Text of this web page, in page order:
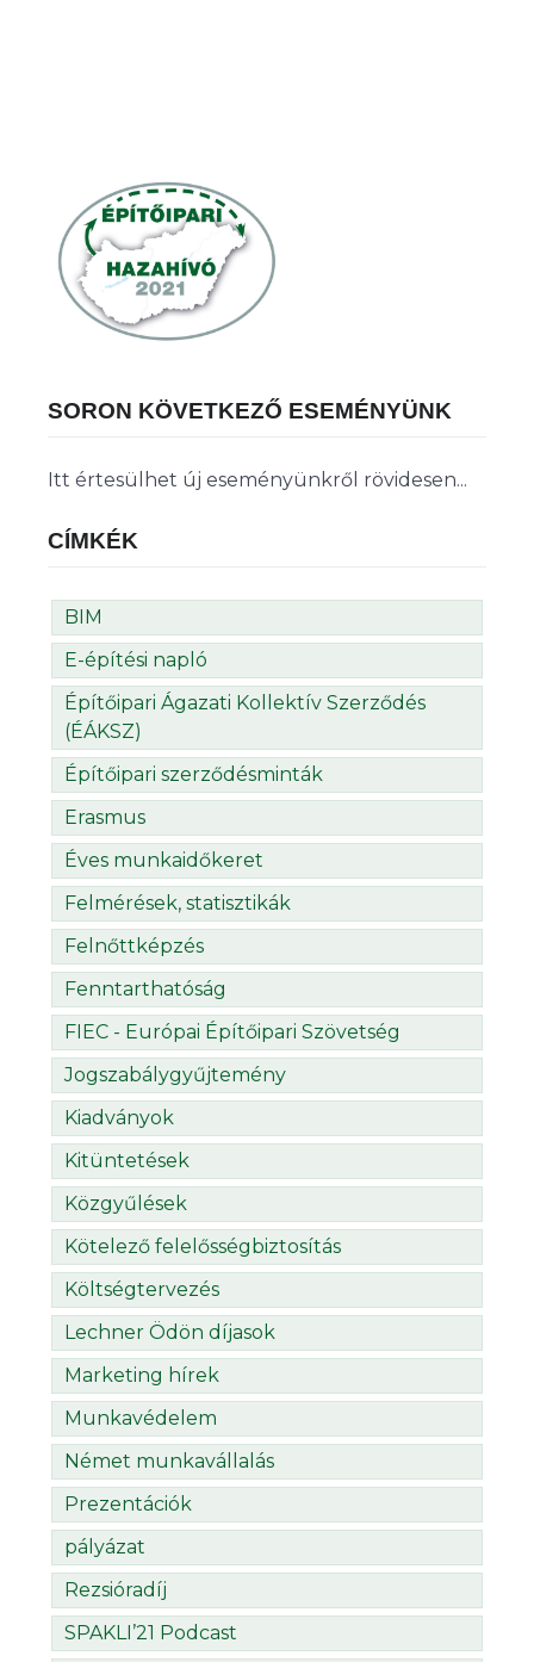
SORON KÖVETKEZŐ ESEMÉNYÜNK
Itt értesülhet új eseményünkről rövidesen...
CÍMKÉK
BIM
E-építési napló
Építőipari Ágazati Kollektív Szerződés
(ÉÁKSZ)
Építőipari szerződésminták
Erasmus
Éves munkaidőkeret
Felmérések, statisztikák
Felnőttképzés
Fenntarthatóság
FIEC - Európai Építőipari Szövetség
Jogszabálygyűjtemény
Kiadványok
Kitüntetések
Közgyűlések
Kötelező felelősségbiztosítás
Költségtervezés
Lechner Ödön díjasok
Marketing hírek
Munkavédelem
Német munkavállalás
Prezentációk
pályázat
Rezsióradíj
SPAKLI’21 Podcast